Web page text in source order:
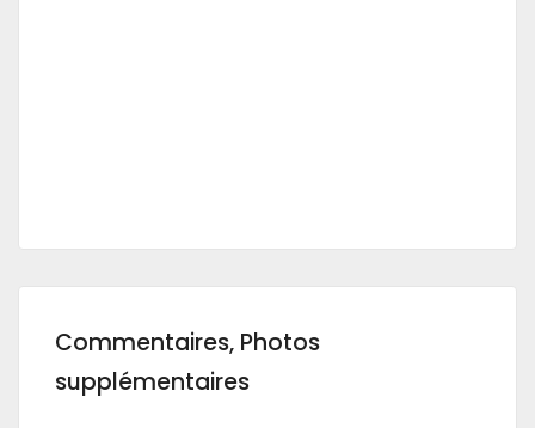
Commentaires, Photos
supplémentaires